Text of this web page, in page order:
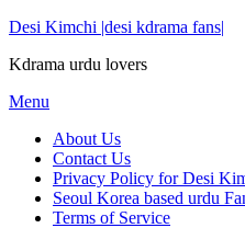
Skip
content
Desi Kimchi |desi kdrama fans|
Kdrama urdu lovers
Menu
About Us
Contact Us
Privacy Policy for Desi
Seoul Korea based urdu
Terms of Service